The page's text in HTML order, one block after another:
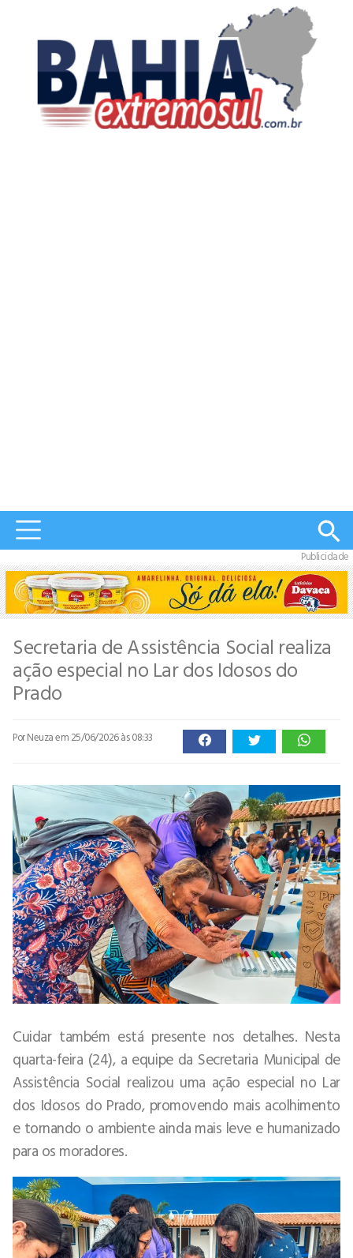
Publicidade
Secretaria de Assistência Social realiza
ação especial no Lar dos Idosos do
Prado
Por Neuzaem 25/06/2026 às 08:33
Cuidar também está presente nos detalhes. Nesta
quarta-feira (24), a equipe da Secretaria Municipal de
Assistência Social realizou uma ação especial no Lar
dos Idosos do Prado, promovendo mais acolhimento
e tornando o ambiente ainda mais leve e humanizado
para os moradores.